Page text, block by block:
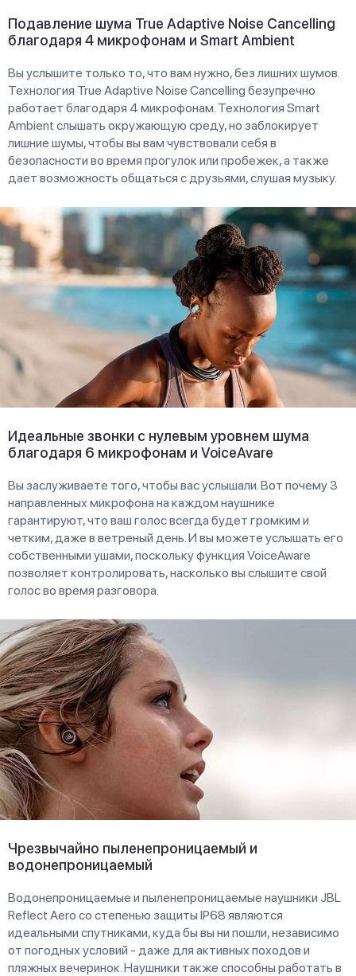
Подавление шума True Adaptive Noise Cancelling
благодаря 4 микрофонам и Smart Ambient
Вы услышите только то, что вам нужно, без лишних шумов.
Технология True Adaptive Noise Cancelling безупречно
работает благодаря 4 микрофонам. Технология Smart
Ambient слышать окружающую среду, но заблокирует
лишние шумы, чтобы вы вам чувствовали себя в
безопасности во время прогулок или пробежек, а также
дает возможность общаться с друзьями, слушая музыку.
Идеальные звонки с нулевым уровнем шума
благодаря 6 микрофонам и VoiceAvare
Вы заслуживаете того, чтобы вас услышали. Вот почему 3
направленных микрофона на каждом наушнике
гарантируют, что ваш голос всегда будет громким и
четким, даже в ветреный день. И вы можете услышать его
собственными ушами, поскольку функция VoiceAware
позволяет контролировать, насколько вы слышите свой
голос во время разговора.
Чрезвычайно пыленепроницаемый и
водонепроницаемый
Водонепроницаемые и пыленепроницаемые наушники JBL
Reflect Aero со степенью защиты IP68 являются
идеальными спутниками, куда бы вы ни пошли, независимо
от погодных условий - даже для активных походов и
пляжных вечеринок. Наушники также способны работать в